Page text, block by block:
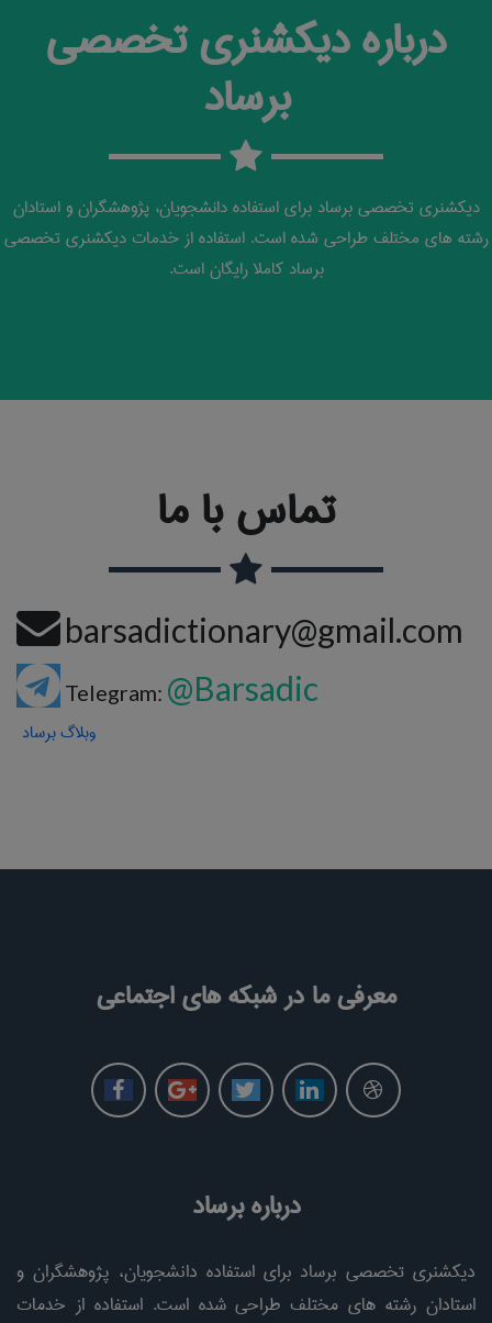
درباره دیکشنری تخصصی
برساد
دیکشنری تخصصی برساد برای استفاده دانشجویان، پژوهشگران و استادان
رشته های مختلف طراحی شده است. استفاده از خدمات دیکشنری تخصصی
برساد کاملا رایگان است.
تماس با ما
barsadictionary@gmail.com
Telegram: @Barsadic
وبلاگ برساد
معرفی ما در شبکه های اجتماعی
درباره برساد
دیکشنری تخصصی برساد برای استفاده دانشجویان، پژوهشگران و
استادان رشته های مختلف طراحی شده است. استفاده از خدمات